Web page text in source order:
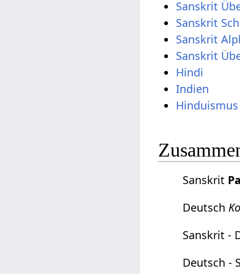
Sanskrit
Sanskrit
Sanskrit
Sanskrit
Hindi
Indien
Hinduismus
Sanskrit
Deutsch
Sanskrit -
Deutsch -